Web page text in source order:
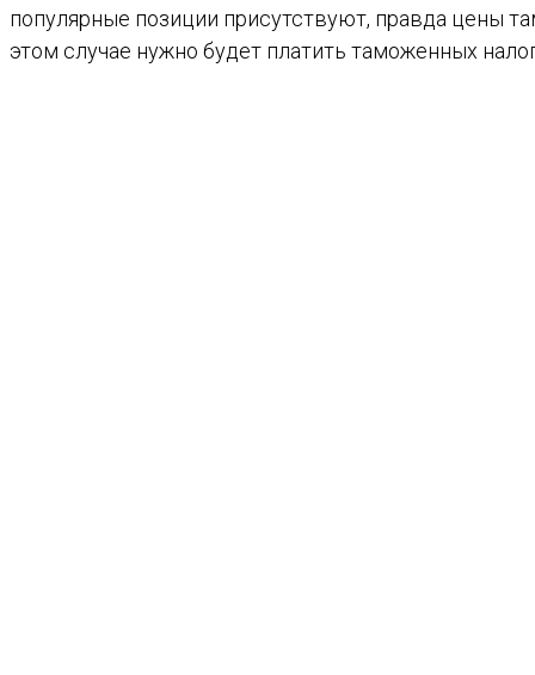
популярные позиции присутствуют, правда цены
этом случае нужно будет платить таможенных